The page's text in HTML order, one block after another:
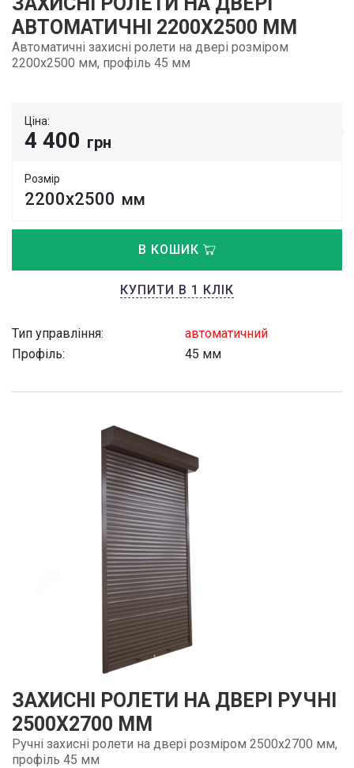
АВТОМАТИЧНІ 2200Х2500 ММ
Автоматичні захисні ролети на двері розміром
2200х2500 мм, профіль 45 мм
Ціна:
4 400 грн
Розмір
2200х2500 мм
В КОШИК
КУПИТИ В 1 КЛІК
Тип управління:
автоматичний
Профіль:
45 мм
ЗАХИСНІ РОЛЕТИ НА ДВЕРІ РУЧНІ
2500Х2700 ММ
Ручні захисні ролети на двері розміром 2500х2700 мм,
профіль 45 мм